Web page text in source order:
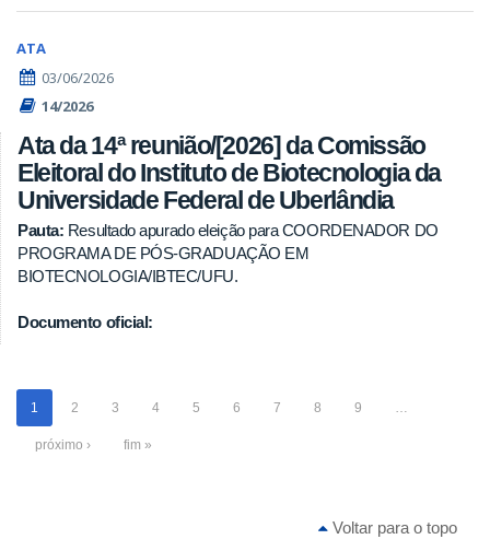
ATA
03/06/2026
14/2026
Ata da 14ª reunião/[2026] da Comissão
Eleitoral do Instituto de Biotecnologia da
Universidade Federal de Uberlândia
Pauta: Resultado apurado eleição para COORDENADOR DO
PROGRAMA DE PÓS-GRADUAÇÃO EM
BIOTECNOLOGIA/IBTEC/UFU.
Documento oficial:
1 2 3 4 5 6 7 8 9 …
próximo › fim »
Voltar para o topo